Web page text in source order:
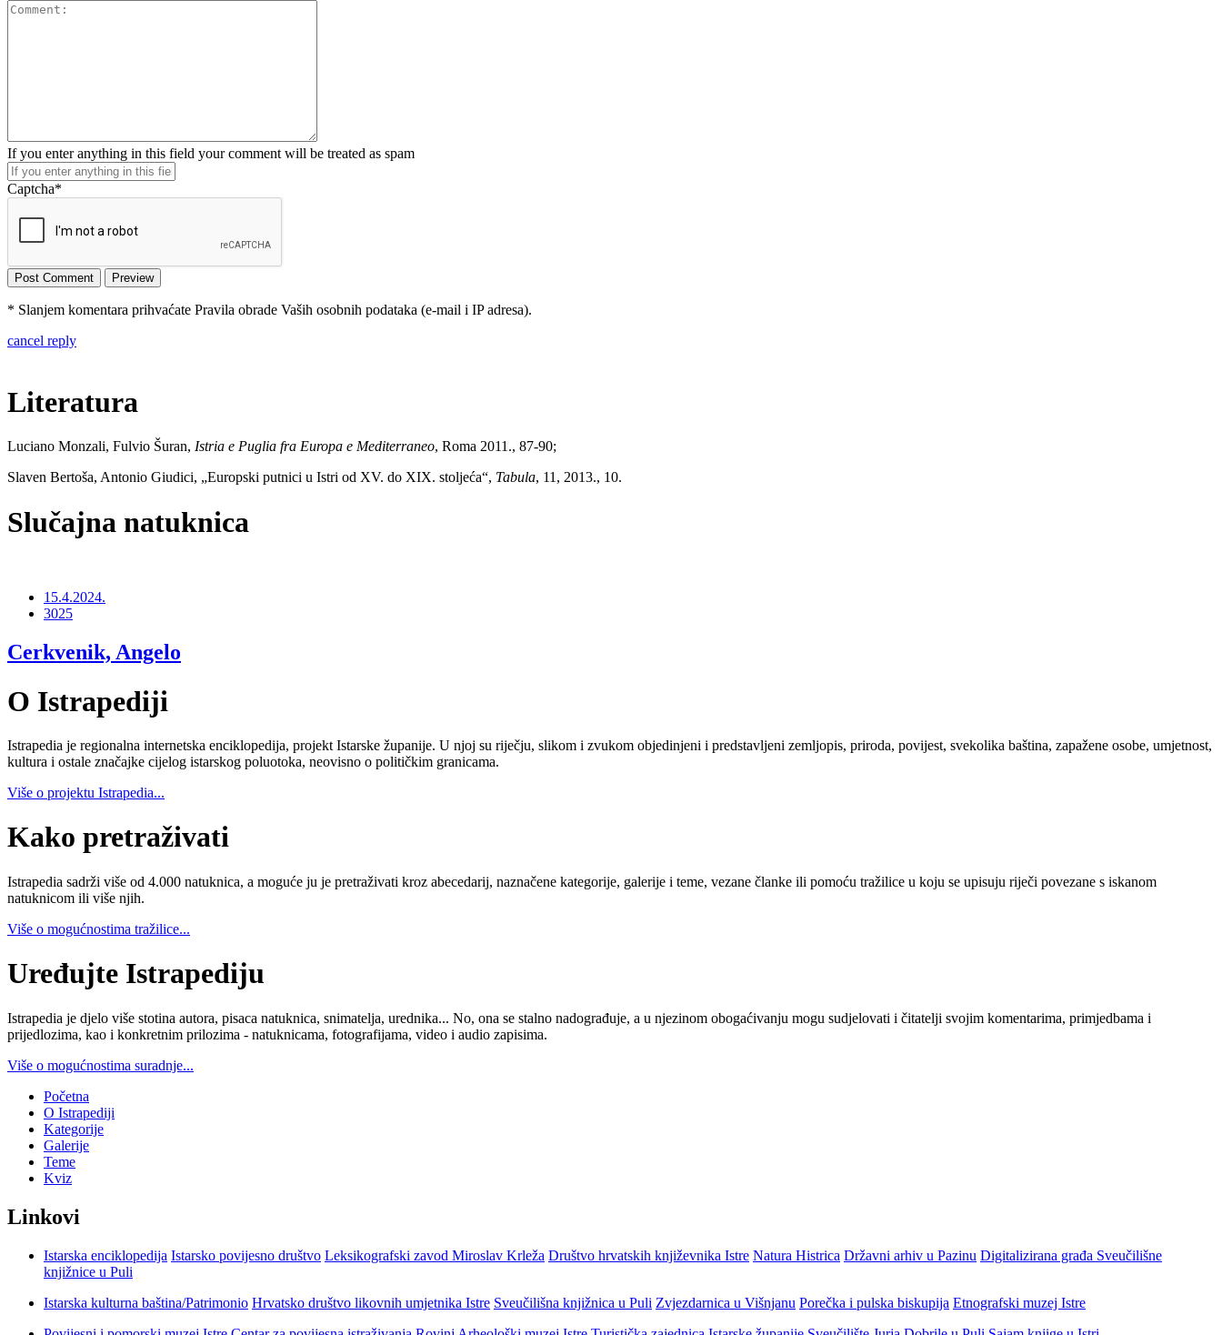
If you enter anything in this field your comment will be treated as spam
Captcha*
* Slanjem komentara prihvaćate Pravila obrade Vaših osobnih podataka (e-mail i IP adresa).
cancel reply
Literatura
Luciano Monzali, Fulvio Šuran, Istria e Puglia fra Europa e Mediterraneo, Roma 2011., 87-90;
Slaven Bertoša, Antonio Giudici, „Europski putnici u Istri od XV. do XIX. stoljeća“, Tabula, 11, 2013., 10.
Slučajna natuknica
15.4.2024.
3025
Cerkvenik, Angelo
O Istrapediji
Istrapedia je regionalna internetska enciklopedija, projekt Istarske županije. U njoj su riječju, slikom i zvukom objedinjeni i predstavljeni zemljopis, priroda, povijest, svekolika baština, zapažene osobe, umjetnost,
kultura i ostale značajke cijelog istarskog poluotoka, neovisno o političkim granicama.
Više o projektu Istrapedia...
Kako pretraživati
Istrapedia sadrži više od 4.000 natuknica, a moguće ju je pretraživati kroz abecedarij, naznačene kategorije, galerije i teme, vezane članke ili pomoću tražilice u koju se upisuju riječi povezane s iskanom
natuknicom ili više njih.
Više o mogućnostima tražilice...
Uređujte Istrapediju
Istrapedia je djelo više stotina autora, pisaca natuknica, snimatelja, urednika... No, ona se stalno nadograđuje, a u njezinom obogaćivanju mogu sudjelovati i čitatelji svojim komentarima, primjedbama i
prijedlozima, kao i konkretnim prilozima - natuknicama, fotografijama, video i audio zapisima.
Više o mogućnostima suradnje...
Početna
O Istrapediji
Kategorije
Galerije
Teme
Kviz
Linkovi
Istarska enciklopedija Istarsko povijesno društvo Leksikografski zavod Miroslav Krleža Društvo hrvatskih književnika Istre Natura Histrica Državni arhiv u Pazinu Digitalizirana građa Sveučilišne
knjižnice u Puli
Istarska kulturna baština/Patrimonio Hrvatsko društvo likovnih umjetnika Istre Sveučilišna knjižnica u Puli Zvjezdarnica u Višnjanu Porečka i pulska biskupija Etnografski muzej Istre